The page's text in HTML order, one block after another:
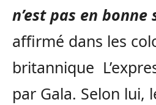
n’est pas en bonne
affirmé dans les
britannique
par Gala. Selon lui,